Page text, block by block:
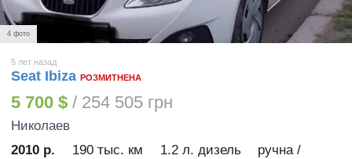
4 фото
5 лет назад
Seat Ibiza РОЗМИТНЕНА
5 700 $ / 254 505 грн
Николаев
2010 р.
190 тыс. км 1.2 л. дизель
ручна /